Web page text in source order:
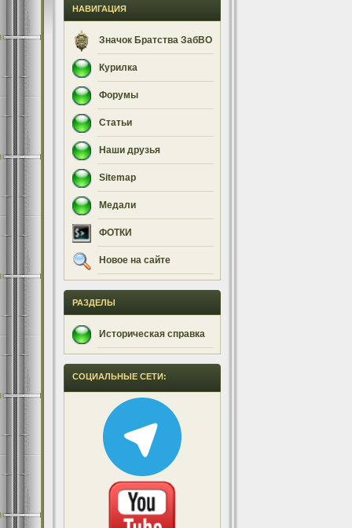
НАВИГАЦИЯ
Значок Братства ЗабВО
Курилка
Форумы
Статьи
Наши друзья
Sitemap
Медали
ФОТКИ
Новое на сайте
РАЗДЕЛЫ
Историческая справка
СОЦИАЛЬНЫЕ СЕТИ: